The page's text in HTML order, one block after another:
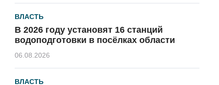
ВЛАСТЬ
В 2026 году установят 16 станций
водоподготовки в посёлках области
06.08.2026
ВЛАСТЬ